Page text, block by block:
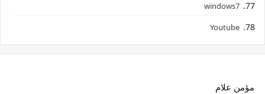
windows7
Youtube
مؤمن علام